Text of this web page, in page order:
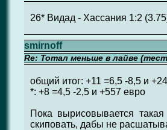
26* Видад - Хассания 1:2
smirnoff
Re: Тотал меньше в лайве
общий итог: +11 =6,5 -8,5 и
*: +8 =4,5 -2,5 и +557 евро
Пока вырисовывается
скиповать, дабы не